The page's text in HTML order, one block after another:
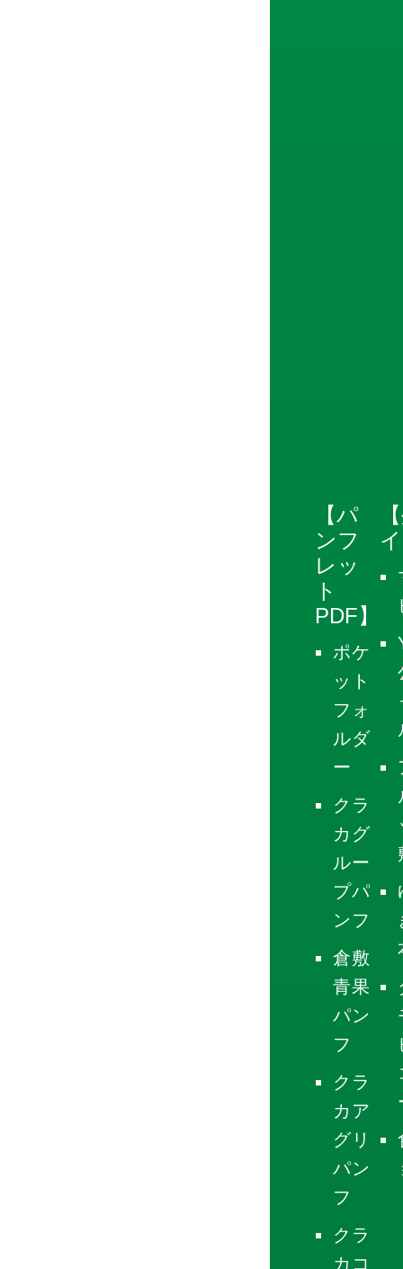
【パ
ンフ
レッ
ト
PDF】
ポケ
ット
フォ
ルダ
ー
クラ
カグ
ルー
プパ
ンフ
倉敷
青果
パン
フ
クラ
カア
グリ
パン
フ
クラ
カコ